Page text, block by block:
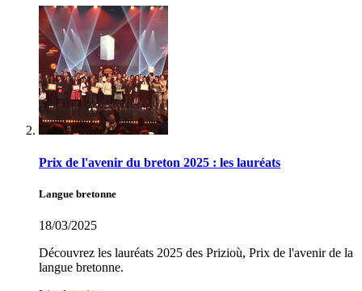
Prix de l'avenir du breton 2025 : les lauréats
Langue bretonne
18/03/2025
Découvrez les lauréats 2025 des Prizioù, Prix de l'avenir de la
langue bretonne.